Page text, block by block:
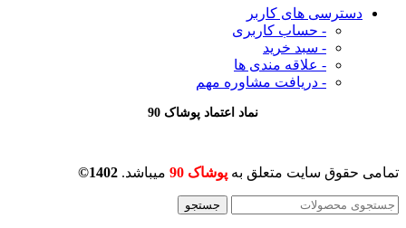
دسترسی های کاربر
- حساب کاربری
- سبد خرید
- علاقه مندی ها
- دریافت مشاوره مهم
نماد اعتماد پوشاک 90
تمامی حقوق سایت متعلق به پوشاک 90 میباشد. 1402©
جستجو